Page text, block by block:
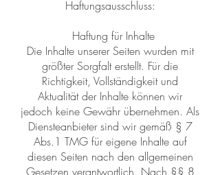
Haftungsausschluss:
Haftung für Inhalte
Die Inhalte unserer Seiten wurden mit
größter Sorgfalt erstellt. Für die
Richtigkeit, Vollständigkeit und
Aktualität der Inhalte können wir
jedoch keine Gewähr übernehmen. Als
Diensteanbieter sind wir gemäß § 7
Abs.1 TMG für eigene Inhalte auf
diesen Seiten nach den allgemeinen
Gesetzen verantwortlich. Nach §§ 8